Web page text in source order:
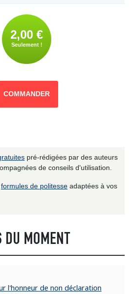
2,00 €
Seulement !
COMMANDER
pré-rédigées par des auteurs
de conseils d'utilisation.
formules de politesse adaptées à vos
DU MOMENT
l'honneur de non déclaration